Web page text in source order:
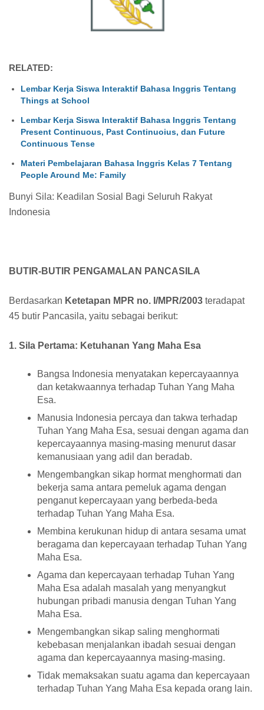
RELATED:
Lembar Kerja Siswa Interaktif Bahasa Inggris Tentang
Things at School
Lembar Kerja Siswa Interaktif Bahasa Inggris Tentang
Present Continuous, Past Continuoius, dan Future
Continuous Tense
Materi Pembelajaran Bahasa Inggris Kelas 7 Tentang
People Around Me: Family
Bunyi Sila: Keadilan Sosial Bagi Seluruh Rakyat
Indonesia
BUTIR-BUTIR PENGAMALAN PANCASILA
Berdasarkan Ketetapan MPR no. I/MPR/2003 teradapat
45 butir Pancasila, yaitu sebagai berikut:
1. Sila Pertama: Ketuhanan Yang Maha Esa
Bangsa Indonesia menyatakan kepercayaannya
dan ketakwaannya terhadap Tuhan Yang Maha
Esa.
Manusia Indonesia percaya dan takwa terhadap
Tuhan Yang Maha Esa, sesuai dengan agama dan
kepercayaannya masing-masing menurut dasar
kemanusiaan yang adil dan beradab.
Mengembangkan sikap hormat menghormati dan
bekerja sama antara pemeluk agama dengan
penganut kepercayaan yang berbeda-beda
terhadap Tuhan Yang Maha Esa.
Membina kerukunan hidup di antara sesama umat
beragama dan kepercayaan terhadap Tuhan Yang
Maha Esa.
Agama dan kepercayaan terhadap Tuhan Yang
Maha Esa adalah masalah yang menyangkut
hubungan pribadi manusia dengan Tuhan Yang
Maha Esa.
Mengembangkan sikap saling menghormati
kebebasan menjalankan ibadah sesuai dengan
agama dan kepercayaannya masing-masing.
Tidak memaksakan suatu agama dan kepercayaan
terhadap Tuhan Yang Maha Esa kepada orang lain.